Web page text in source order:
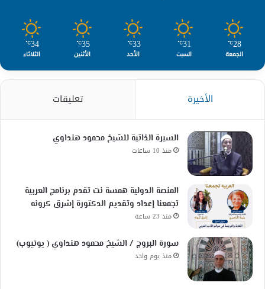
28
℃
الجمعة
31
℃
السبت
33
℃
الأحد
35
℃
الأثنين
34
℃
الثلاثاء
الأخيرة تعليقات
السيرة الذاتية للشيخ محمود هنداوي
منذ 10 ساعات
المنصة الدولية همسة نت تقدم برنامج العربية
تجمعنا إعداد وتقديم الدكتورة إشرق كرونه
منذ 23 ساعة
سورة البروج / الشيخ محمود هنداوي ( يوتيوب)
منذ يوم واحد